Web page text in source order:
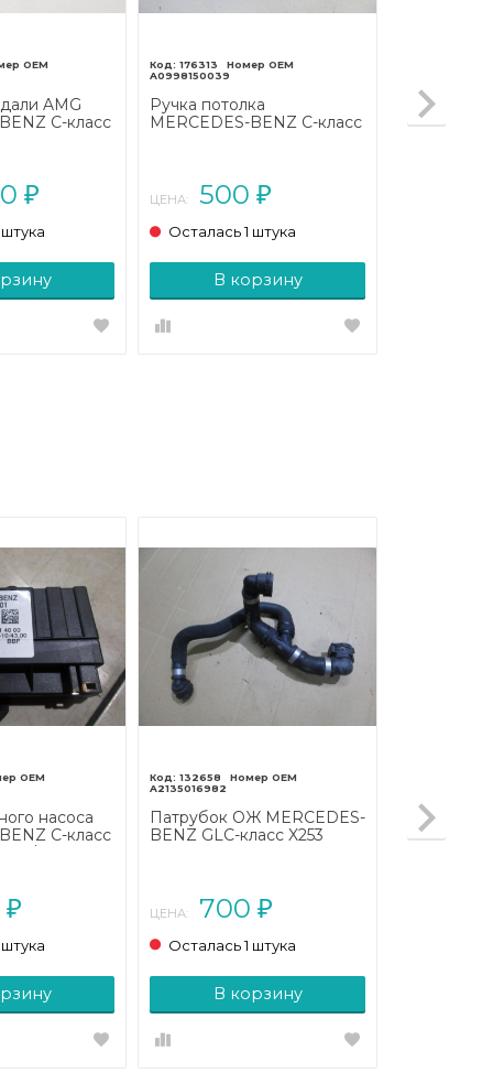
AMG
C-класс
₽
176313
A0998150039
Ручка потолка
MERCEDES-BENZ C-класс
ЦЕНА: 500 ₽
Осталась 1 штука
В корзину
насоса
C-класс
A205
₽
132658
A2135016982
Патрубок ОЖ MERCEDES-
BENZ GLC-класс X253
ЦЕНА: 700 ₽
Осталась 1 штука
В корзину